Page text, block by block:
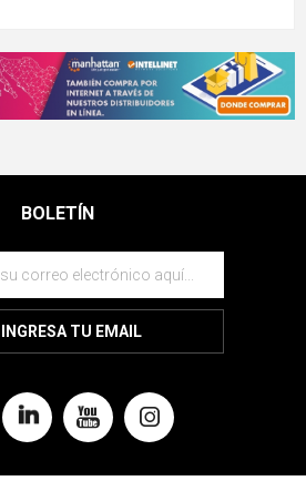
BOLETÍN
INGRESA TU EMAIL